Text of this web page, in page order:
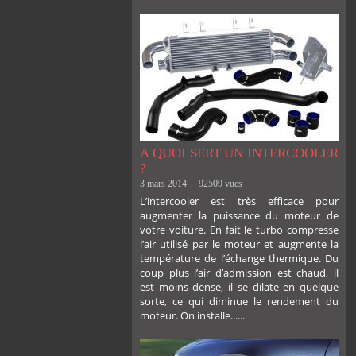
A QUOI SERT UN INTERCOOLER
?
3 mars 2014 92509 vues
L’intercooler est très efficace pour
augmenter la puissance du moteur de
votre voiture. En fait le turbo compresse
l’air utilisé par le moteur et augmente la
température de l’échange thermique. Du
coup plus l’air d’admission est chaud, il
est moins dense, il se dilate en quelque
sorte, ce qui diminue le rendement du
moteur. On installe......